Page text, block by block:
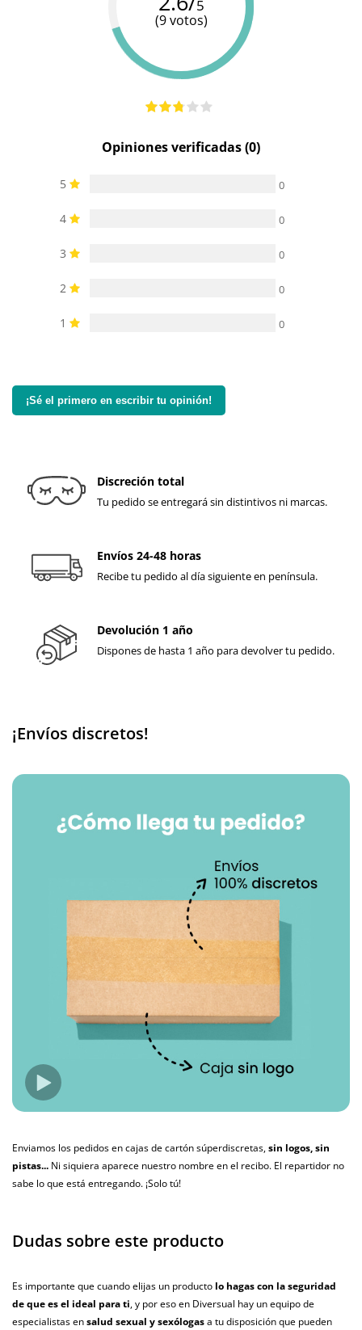
Salpicaduras
sumergible)
5
(9 votos)
Opiniones verificadas (0)
5 0
4 0
3 0
2 0
1 0
¡Sé el primero en escribir tu opinión!
Discreción total
Tu pedido se entregará sin distintivos ni marcas.
Envíos 24-48 horas
Recibe tu pedido al día siguiente en península.
Devolución 1 año
Dispones de hasta 1 año para devolver tu pedido.
¡Envíos discretos!
Enviamos los pedidos en cajas de cartón súperdiscretas,sin logos, sin
pistas... Ni siquiera aparece nuestro nombre en el recibo. El repartidor no
sabe lo que está entregando. ¡Solo tú!
Dudas sobre este producto
Es importante que cuando elijas un producto lo hagas con la seguridad
de que es el ideal para ti, y por eso en Diversual hay un equipo de
especialistas ensalud sexual y sexólogasa tu disposición que pueden